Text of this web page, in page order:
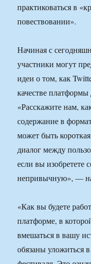
практиковаться в
повествовании».
Начиная с
участники могут
идеи о том, как
качестве
«Расскажите нам,
содержание в
может быть
диалог между
если вы
непривычную», —
«Как вы будете
платформе, в
вмешаться в вашу
обязаны уложиться